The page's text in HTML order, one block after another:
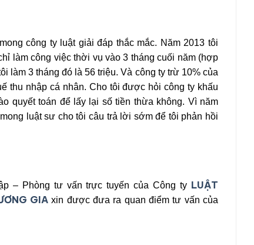
công ty luật giải đáp thắc mắc. Năm 2013 tôi
làm công việc thời vụ vào 3 tháng cuối năm (hợp
làm 3 tháng đó là 56 triệu. Và công ty trừ 10% của
thu nhập cá nhân. Cho tôi được hỏi công ty khấu
quyết toán để lấy lại số tiền thừa không. Vì năm
luật sư cho tôi câu trả lời sớm để tôi phản hồi
– Phòng tư vấn trực tuyến của Công ty LUẬT
GIAxin được đưa ra quan điểm tư vấn của